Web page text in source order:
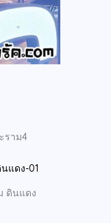
ราม4
ดินแดง